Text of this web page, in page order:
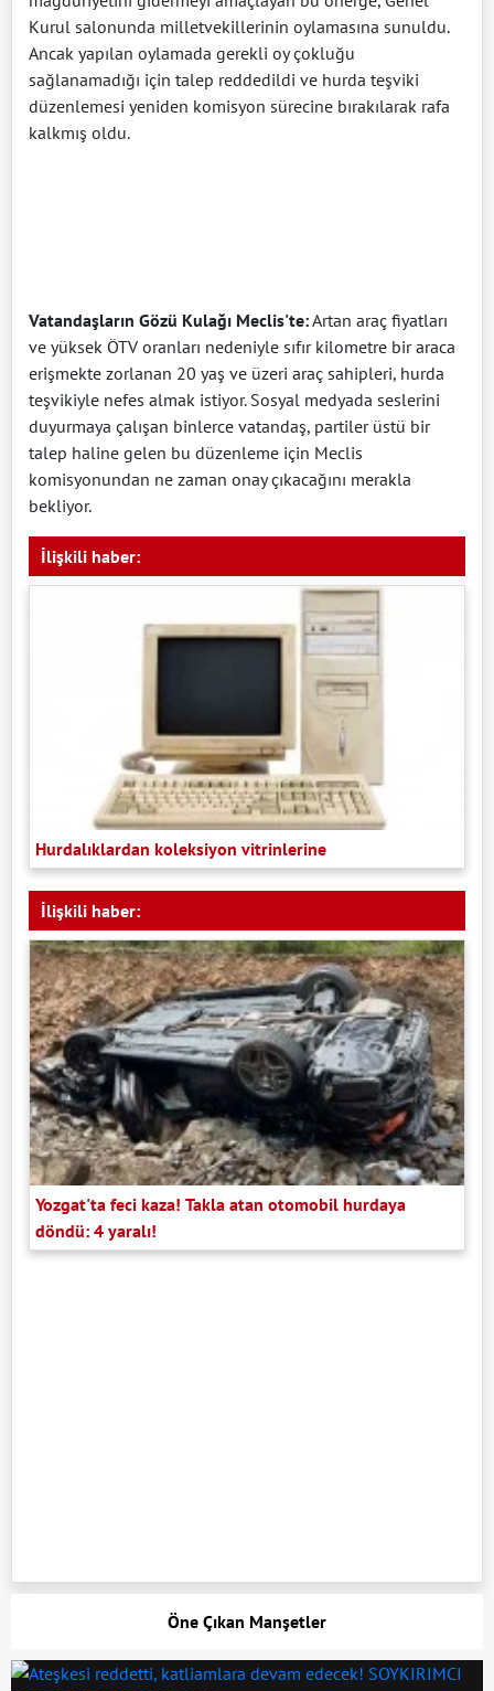
Kurul salonunda milletvekillerinin oylamasına sunuldu.
Ancak yapılan oylamada gerekli oy çokluğu
sağlanamadığı için talep reddedildi ve hurda teşviki
düzenlemesi yeniden komisyon sürecine bırakılarak rafa
kalkmış oldu.
Vatandaşların Gözü Kulağı Meclis'te:Artan araç fiyatları
ve yüksek ÖTV oranları nedeniyle sıfır kilometre bir araca
erişmekte zorlanan 20 yaş ve üzeri araç sahipleri, hurda
teşvikiyle nefes almak istiyor. Sosyal medyada seslerini
duyurmaya çalışan binlerce vatandaş, partiler üstü bir
talep haline gelen bu düzenleme için Meclis
komisyonundan ne zaman onay çıkacağını merakla
bekliyor.
İlişkili haber:
Hurdalıklardan koleksiyon vitrinlerine
İlişkili haber:
Yozgat'ta feci kaza! Takla atan otomobil hurdaya
döndü: 4 yaralı!
Öne Çıkan Manşetler